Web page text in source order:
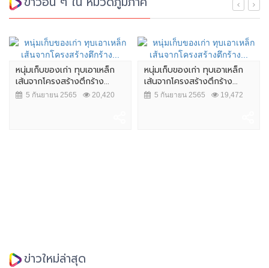
หนุ่มเก็บของเก่า ทุบเอาเหล็ก
เส้นจากโครงสร้างตึกร้าง...
5 กันยายน 2565 20,420
หนุ่มเก็บของเก่า ทุบเอาเหล็ก
เส้นจากโครงสร้างตึกร้าง...
5 กันยายน 2565 19,472
ข่าวใหม่ล่าสุด